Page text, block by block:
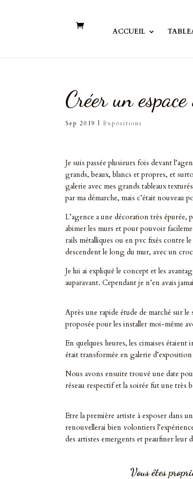
ACCUEIL
Créer un
Sep 2019 |Expositions
Je suis passée plusieurs fois devant
grands, beaux, blancs et propres, et
galerie avec mes grands tableaux
par ma démarche, mais c’était nouveau
L’agence a une décoration très
abimer les murs et pour pouvoir
rails métalliques ou en pvc fixés contre
descendent le long du mur, avec un
Je lui ai expliqué le concept et les
auparavant. Cependant je n’en avais
Après une rapide étude de marché sur
proposée pour les installer moi-même
En quelques heures, les cimaises
était transformée en galerie
Nous avons ensuite trouvé une date
réseau respectif et la soirée fut une très
Etre la première artiste à exposer dans
renouvellerai bien volontiers
des artistes emergents et peaufiner leur
Vous êtes